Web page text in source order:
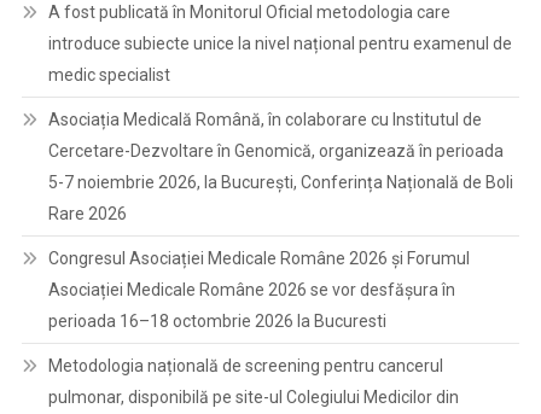
A fost publicată în Monitorul Oficial metodologia care
introduce subiecte unice la nivel național pentru examenul de
medic specialist
Asociația Medicală Română, în colaborare cu Institutul de
Cercetare-Dezvoltare în Genomică, organizează în perioada
5-7 noiembrie 2026, la București, Conferința Națională de Boli
Rare 2026
Congresul Asociației Medicale Române 2026 și Forumul
Asociației Medicale Române 2026 se vor desfășura în
perioada 16–18 octombrie 2026 la Bucuresti
Metodologia națională de screening pentru cancerul
pulmonar, disponibilă pe site-ul Colegiului Medicilor din